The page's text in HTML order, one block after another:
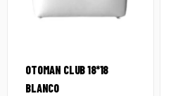
OTOMAN CLUB 18*18
BLANCO